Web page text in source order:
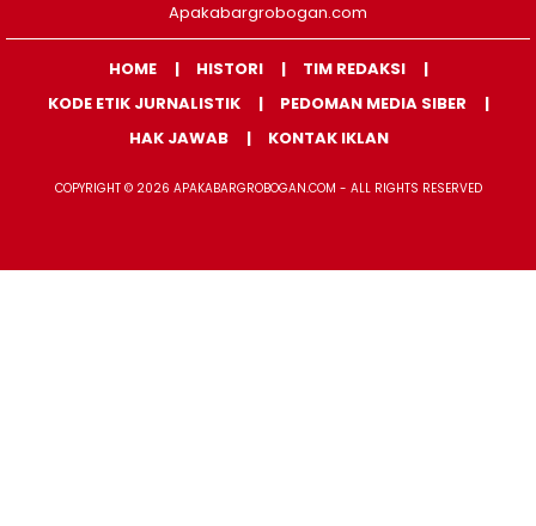
Apakabargrobogan.com
HOME HISTORI
TIM REDAKSI
KODE ETIK JURNALISTIK
PEDOMAN MEDIA SIBER
HAK JAWAB
KONTAK IKLAN
COPYRIGHT © 2026 APAKABARGROBOGAN.COM - ALL RIGHTS RESERVED